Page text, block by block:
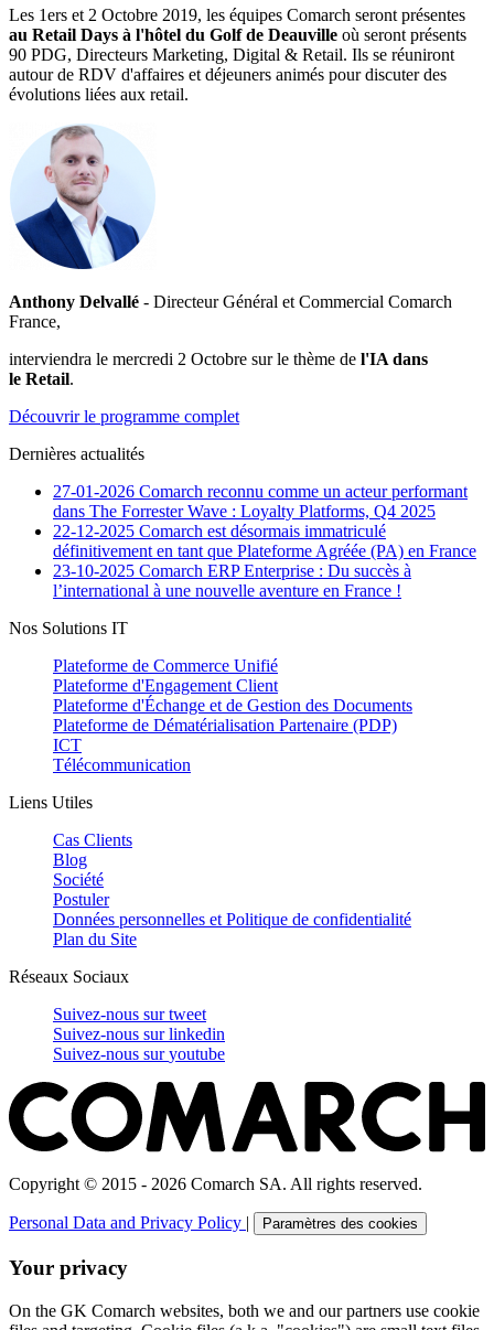
Les 1ers et 2 Octobre 2019, les équipes Comarch seront présentes
au Retail Days à l'hôtel du Golf de Deauville où seront présents
90 PDG, Directeurs Marketing, Digital & Retail. Ils se réuniront
autour de RDV d'affaires et déjeuners animés pour discuter des
évolutions liées aux retail.
Anthony Delvallé - Directeur Général et Commercial Comarch
France,
interviendra le mercredi 2 Octobre sur le thème de l'IA dans
le Retail.
Découvrir le programme complet
Dernières actualités
27-01-2026 Comarch reconnu comme un acteur performant
dans The Forrester Wave : Loyalty Platforms, Q4 2025
22-12-2025 Comarch est désormais immatriculé
définitivement en tant que Plateforme Agréée (PA) en France
23-10-2025 Comarch ERP Enterprise : Du succès à
l’international à une nouvelle aventure en France !
Nos Solutions IT
Plateforme de Commerce Unifié
Plateforme d'Engagement Client
Plateforme d'Échange et de Gestion des Documents
Plateforme de Dématérialisation Partenaire (PDP)
ICT
Télécommunication
Liens Utiles
Cas Clients
Blog
Société
Postuler
Données personnelles et Politique de confidentialité
Plan du Site
Réseaux Sociaux
Suivez-nous surtweet
Suivez-nous surlinkedin
Suivez-nous suryoutube
Copyright © 2015 - 2026 Comarch SA. All rights reserved.
Personal Data and Privacy Policy | Paramètres des cookies
Your privacy
On the GK Comarch websites, both we and our partners use cookie